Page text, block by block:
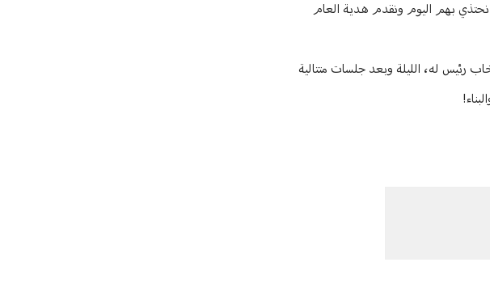
نحتذي بهم اليوم ونقدم هدية العام
رئيس له، الليلة وبعد جلسات متتالية